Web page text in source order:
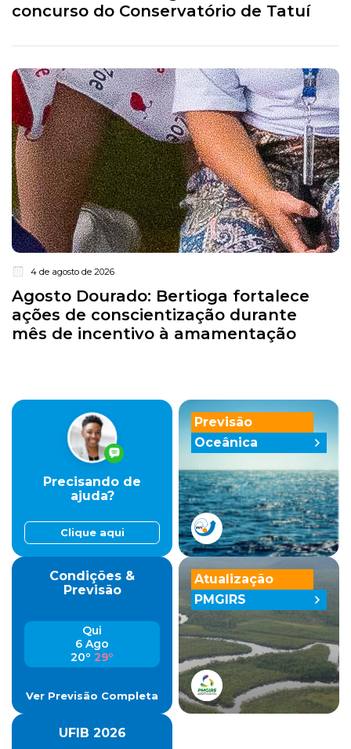
concurso do Conservatório de Tatuí
4 de agosto de 2026
Agosto Dourado: Bertioga fortalece
ações de conscientização durante
mês de incentivo à amamentação
Previsão
Oceânica
Precisando de
ajuda?
Clique aqui
Condições &
Previsão
Qui
6 Ago
20º 29º
Ver Previsão Completa
UFIB 2026
Atualização
PMGIRS